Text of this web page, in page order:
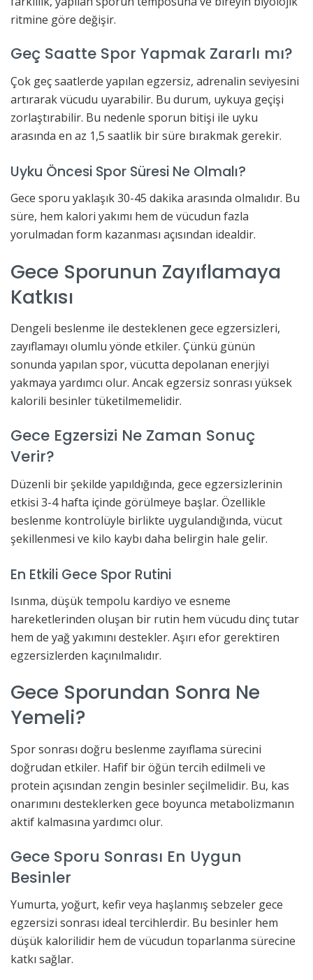
ritmine göre değişir.
Geç Saatte Spor Yapmak Zararlı mı?
Çok geç saatlerde yapılan egzersiz, adrenalin seviyesini
artırarak vücudu uyarabilir. Bu durum, uykuya geçişi
zorlaştırabilir. Bu nedenle sporun bitişi ile uyku
arasında en az 1,5 saatlik bir süre bırakmak gerekir.
Uyku Öncesi Spor Süresi Ne Olmalı?
Gece sporu yaklaşık 30-45 dakika arasında olmalıdır. Bu
süre, hem kalori yakımı hem de vücudun fazla
yorulmadan form kazanması açısından idealdir.
Gece Sporunun Zayıflamaya
Katkısı
Dengeli beslenme ile desteklenen gece egzersizleri,
zayıflamayı olumlu yönde etkiler. Çünkü günün
sonunda yapılan spor, vücutta depolanan enerjiyi
yakmaya yardımcı olur. Ancak egzersiz sonrası yüksek
kalorili besinler tüketilmemelidir.
Gece Egzersizi Ne Zaman Sonuç
Verir?
Düzenli bir şekilde yapıldığında, gece egzersizlerinin
etkisi 3-4 hafta içinde görülmeye başlar. Özellikle
beslenme kontrolüyle birlikte uygulandığında, vücut
şekillenmesi ve kilo kaybı daha belirgin hale gelir.
En Etkili Gece Spor Rutini
Isınma, düşük tempolu kardiyo ve esneme
hareketlerinden oluşan bir rutin hem vücudu dinç tutar
hem de yağ yakımını destekler. Aşırı efor gerektiren
egzersizlerden kaçınılmalıdır.
Gece Sporundan Sonra Ne
Yemeli?
Spor sonrası doğru beslenme zayıflama sürecini
doğrudan etkiler. Hafif bir öğün tercih edilmeli ve
protein açısından zengin besinler seçilmelidir. Bu, kas
onarımını desteklerken gece boyunca metabolizmanın
aktif kalmasına yardımcı olur.
Gece Sporu Sonrası En Uygun
Besinler
Yumurta, yoğurt, kefir veya haşlanmış sebzeler gece
egzersizi sonrası ideal tercihlerdir. Bu besinler hem
düşük kalorilidir hem de vücudun toparlanma sürecine
katkı sağlar.